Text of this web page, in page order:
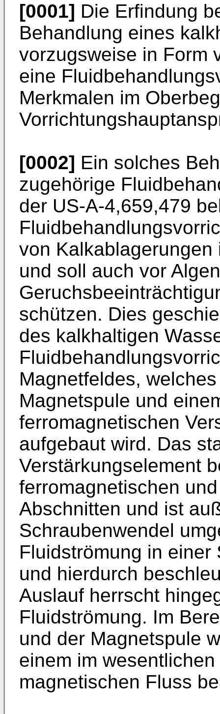
[0001] Die Erfindung
Behandlung eines
vorzugsweise in Form
eine
Merkmalen im
[0002] Ein solches
zugehörige
der US-A-4,659,479
von
und soll auch vor
schützen. Dies
des kalkhaltigen
Magnetfeldes,
Magnetspule und
ferromagnetischen
aufgebaut wird. Das
Verstärkungselement
ferromagnetischen
Abschnitten und ist
Schraubenwendel
Fluidströmung in
und hierdurch
Auslauf herrscht
Fluidströmung. Im
und der Magnetspule
einem im
magnetischen Fluss